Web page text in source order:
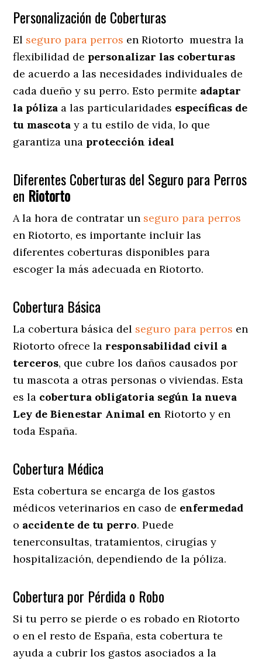
Personalización de Coberturas
El seguro para perros en Riotorto muestra la
flexibilidad de personalizar las coberturas
de acuerdo a las necesidades individuales de
cada dueño y su perro. Esto permite adaptar
la póliza a las particularidades específicas de
tu mascota y a tu estilo de vida, lo que
garantiza una protección ideal
Diferentes Coberturas del Seguro para Perros
en Riotorto
A la hora de contratar un seguro para perros
en Riotorto, es importante incluir las
diferentes coberturas disponibles para
escoger la más adecuada en Riotorto.
Cobertura Básica
La cobertura básica del seguro para perros en
Riotorto ofrece la responsabilidad civil a
terceros, que cubre los daños causados por
tu mascota a otras personas o viviendas. Esta
es la cobertura obligatoria según la nueva
Ley de Bienestar Animal enRiotorto y en
toda España.
Cobertura Médica
Esta cobertura se encarga de los gastos
médicos veterinarios en caso de enfermedad
o accidente de tu perro. Puede
tenerconsultas, tratamientos, cirugías y
hospitalización, dependiendo de la póliza.
Cobertura por Pérdida o Robo
Si tu perro se pierde o es robado en Riotorto
o en el resto de España, esta cobertura te
ayuda a cubrir los gastos asociados a la